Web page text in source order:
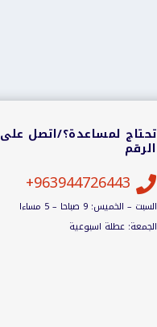
تحتاج لمساعدة؟/اتصل على
الرقم

963944726443+
السبت – الخميس: 9 صباحا – 5 مساءا
الجمعة: عطلة اسبوعية